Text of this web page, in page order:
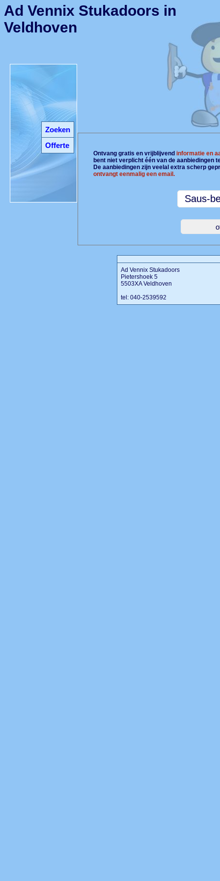
Zoeken
Offerte
Ad Vennix Stukadoors in
Veldhoven
Ontvang gratis en vrijblijvendinformatie en
bent niet verplicht één van de aanbiedingen
De aanbiedingen zijn veelal extra scherp
ontvangt eenmalig een email.
Ad Vennix Stukadoors
Pietershoek 5
5503XA Veldhoven
tel: 040-2539592